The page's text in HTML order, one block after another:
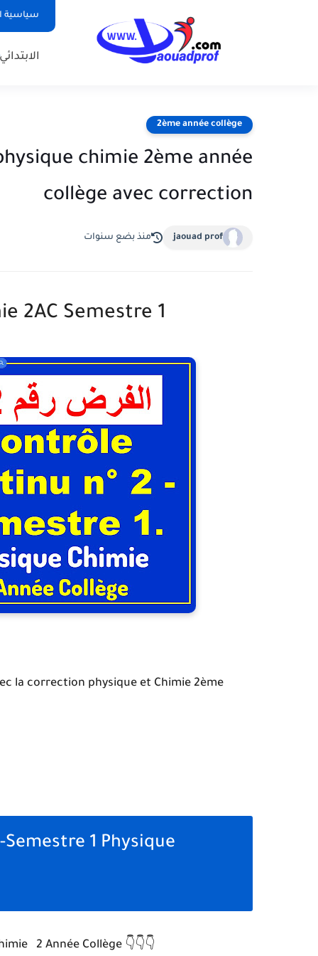
سياسية
الابتدائي
2ème année collège
chimie 2ème année
collège avec correction
jaouad prof منذ بضع سنوات
2AC Semestre 1
la correction physique et Chimie 2ème
1 Physique
2 Année Collège 👇👇👇